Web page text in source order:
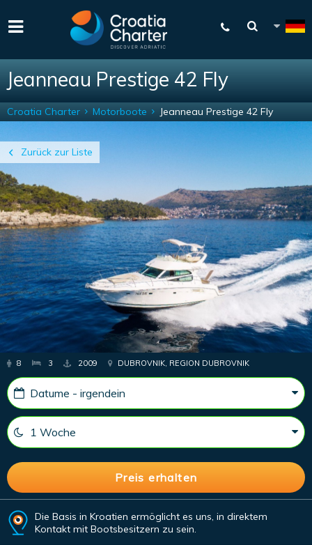
Jeanneau Prestige 42 Fly
Zurück zur Liste
Croatia Charter Motorboote Jeanneau Prestige 42 Fly
8 3 2009 DUBROVNIK, REGION DUBROVNIK
Die Basis in Kroatien ermöglicht es uns, in direktem
Kontakt mit Bootsbesitzern zu sein.